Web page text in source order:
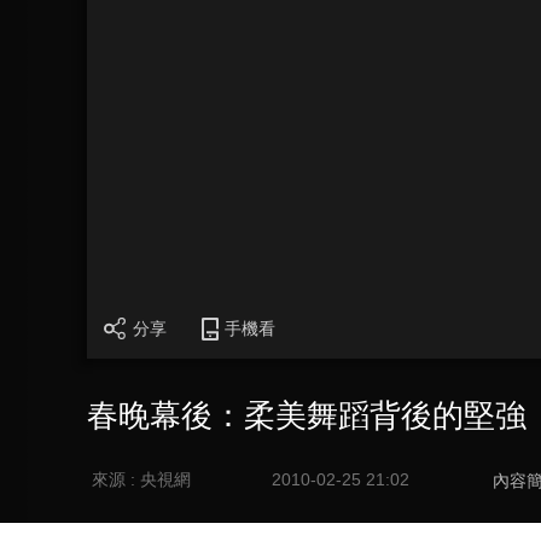
分享 手機看
春晚幕後：柔美舞蹈背後的堅強
來源 : 央視網 2010-02-25 21:02 內容